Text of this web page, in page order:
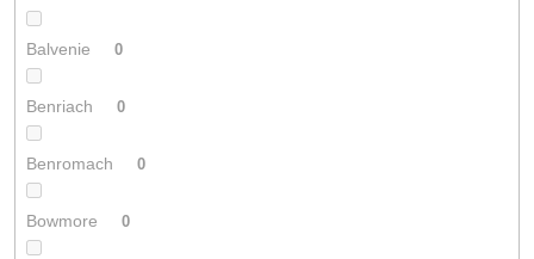
Balvenie 0
Benriach 0
Benromach 0
Bowmore 0